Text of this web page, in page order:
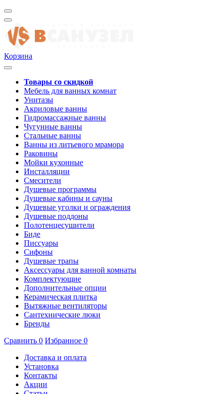
Корзина
Товары со скидкой
Мебель для ванных комнат
Унитазы
Акриловые ванны
Гидромассажные ванны
Чугунные ванны
Стальные ванны
Ванны из литьевого мрамора
Раковины
Мойки кухонные
Инсталляции
Смесители
Душевые программы
Душевые кабины и сауны
Душевые уголки и ограждения
Душевые поддоны
Полотенцесушители
Биде
Писсуары
Сифоны
Душевые трапы
Аксессуары для ванной комнаты
Комплектующие
Дополнительные опции
Керамическая плитка
Вытяжные вентиляторы
Сантехнические люки
Бренды
Сравнить 0 Избранное 0
Доставка и оплата
Установка
Контакты
Акции